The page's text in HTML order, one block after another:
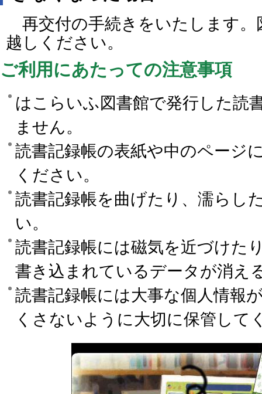
再交付の手続きをいたします。
越しください。
ご利用にあたっての注意事項
はこらいふ図書館で発行した読
ません。
読書記録帳の表紙や中のページ
ください。
読書記録帳を曲げたり、濡らし
い。
読書記録帳には磁気を近づけた
書き込まれているデータが消え
読書記録帳には大事な個人情報
くさないように大切に保管して